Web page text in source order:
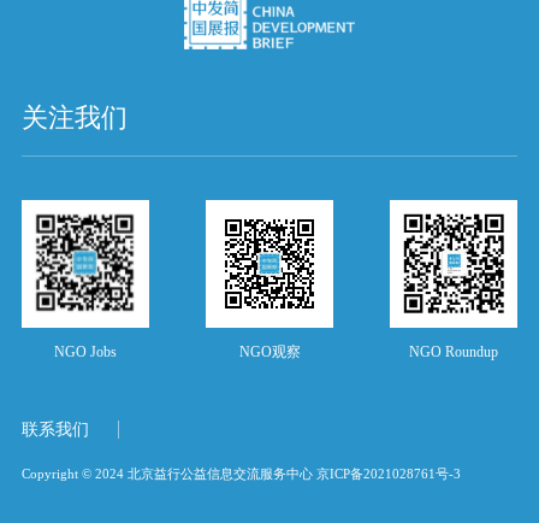
关注我们
NGO Jobs NGO观察 NGO Roundup
联系我们
Copyright © 2024 北京益行公益信息交流服务中心 京ICP备2021028761号-3